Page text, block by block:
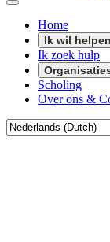
Home
Ik wil helpen
Ik zoek hulp
Scholing
Over ons &